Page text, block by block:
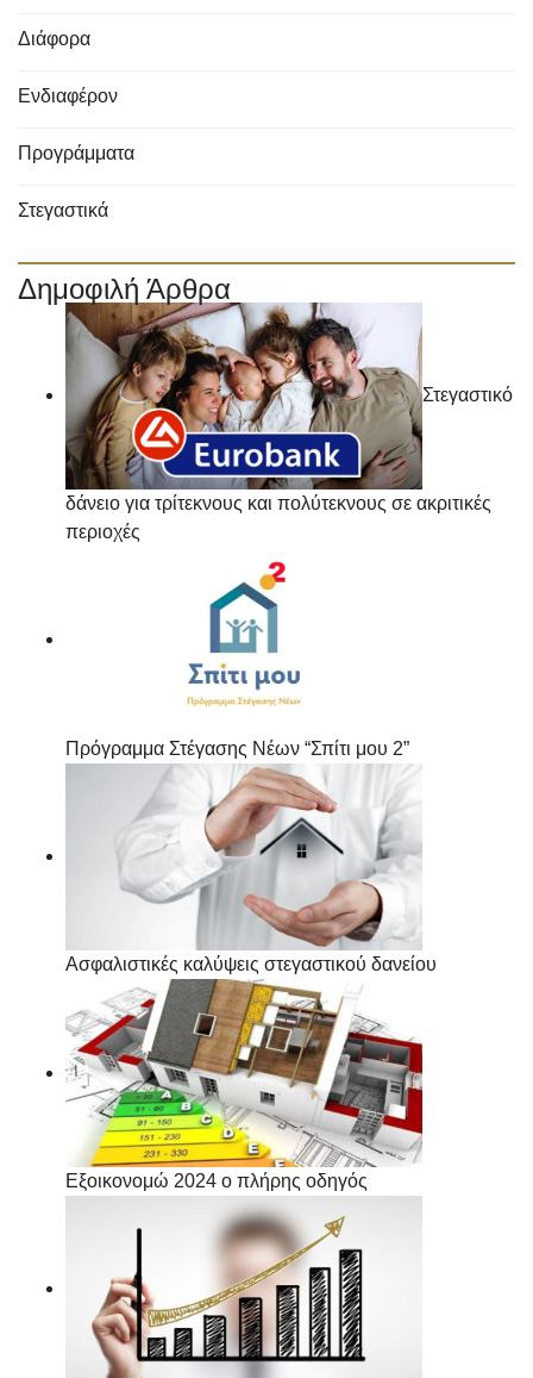
Διάφορα
Ενδιαφέρον
Προγράμματα
Στεγαστικά
Δημοφιλή Άρθρα
Στεγαστικό
δάνειο για τρίτεκνους και πολύτεκνους σε ακριτικές
περιοχές
Πρόγραμμα Στέγασης Νέων “Σπίτι μου 2”
Ασφαλιστικές καλύψεις στεγαστικού δανείου
Εξοικονομώ 2024 ο πλήρης οδηγός